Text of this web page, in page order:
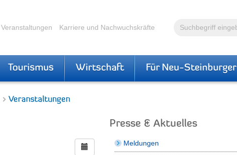
Volltextsuche
Veranstaltungen Karriere und Nachwuchskräfte
Tourismus Wirtschaft Für Neu-Steinburger
Veranstaltungen
Presse & Aktuelles
Meldungen